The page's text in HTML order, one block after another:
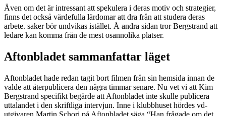
Även om det är intressant att spekulera i deras motiv och strategier,
finns det också värdefulla lärdomar att dra från att studera deras
arbete. saker bör undvikas istället. Å andra sidan tror Bergstrand att
ledare kan komma från de mest osannolika platser.
Aftonbladet sammanfattar läget
Aftonbladet hade redan tagit bort filmen från sin hemsida innan de
valde att återpublicera den några timmar senare. Nu vet vi att Kim
Bergstrand specifikt begärde att Aftonbladet inte skulle publicera
uttalandet i den skriftliga intervjun. Inne i klubbhuset hördes vd-
utgivaren Martin Schori på Aftonbladet säga “Han frågade om det